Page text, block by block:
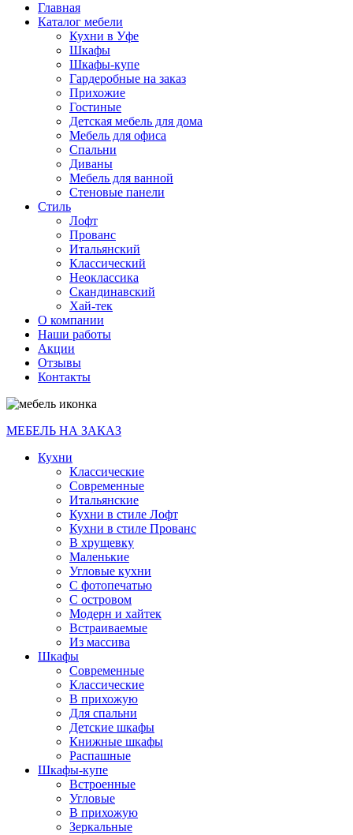
Главная
Каталог мебели
Кухни в Уфе
Шкафы
Шкафы-купе
Гардеробные на заказ
Прихожие
Гостиные
Детская мебель для дома
Мебель для офиса
Спальни
Диваны
Мебель для ванной
Стеновые панели
Стиль
Лофт
Прованс
Итальянский
Классический
Неоклассика
Скандинавский
Хай-тек
О компании
Наши работы
Акции
Отзывы
Контакты
МЕБЕЛЬ НА ЗАКАЗ
Кухни
Классические
Современные
Итальянские
Кухни в стиле Лофт
Кухни в стиле Прованс
В хрущевку
Маленькие
Угловые кухни
С фотопечатью
С островом
Модерн и хайтек
Встраиваемые
Из массива
Шкафы
Современные
Классические
В прихожую
Для спальни
Детские шкафы
Книжные шкафы
Распашные
Шкафы-купе
Встроенные
Угловые
В прихожую
Зеркальные